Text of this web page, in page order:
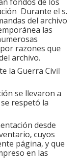
Durante el s.
del archivo
las
razones que
archivo.
la Guerra Civil
se llevaron a
respetó la
desde
cuyos
página, y que
en las